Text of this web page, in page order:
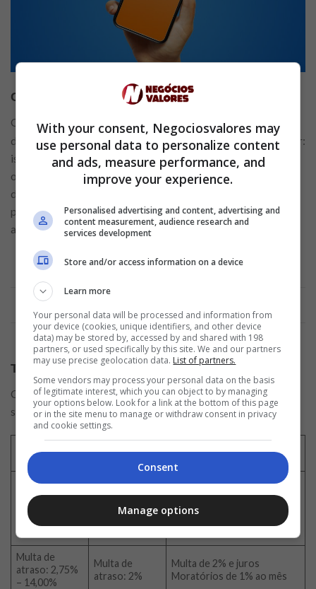
Cartão de Crédito Santander SX
O cartão , que veio para cobrir o antigo Santander Free,
disponibiliza as seguintes vantagens ao bolso do consumidor:
isenção de anuidade ao gastar R$ 100 em compras, cartão
online, aplicativo Way para o gerenciamento de gastos,
descontos em diversos parceiros Esfera (programa de
pontos), saque em dinheiro do limite para pagar na fatura,
além de parcelamento estendido.
Taxas de juros
Conheça a seguir as taxas de juros e demais tarifas de cada
serviço:
Nubank
Cartão Santander Sx
Anuidade
Zero
Livre de Anuidades ao
gastar R$ 100 em compras
ou cadastrando CPF e
celular como chaves Pix no
Multa de
atraso: 2,75%
– 14,00%
Multa de
atraso: 2%
Multa de 2% e juros
Moratórios de 1% ao mês
With your consent, Negociosvalores may
use personal data to personalize content
and ads, measure performance, and
improve your experience.
Personalised advertising and content, advertising and
content measurement, audience research and
services development
Store and/or access information on a device
Learn more
Your personal data will be processed and information from
your device (cookies, unique identifiers, and other device
data) may be stored by, accessed by and shared with 198
partners, or used specifically by this site. We and our partners
may use precise geolocation data. List of partners.
Some vendors may process your personal data on the basis
of legitimate interest, which you can object to by managing
your options below. Look for a link at the bottom of this page
or in the site menu to manage or withdraw consent in privacy
and cookie settings.
Consent
Manage options